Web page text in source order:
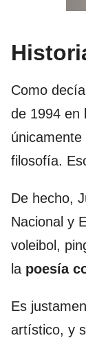
Como
de 1994 en
filosofía.
De hecho,
Nacional y
voleibol,
la poesía
Es
artístico, y